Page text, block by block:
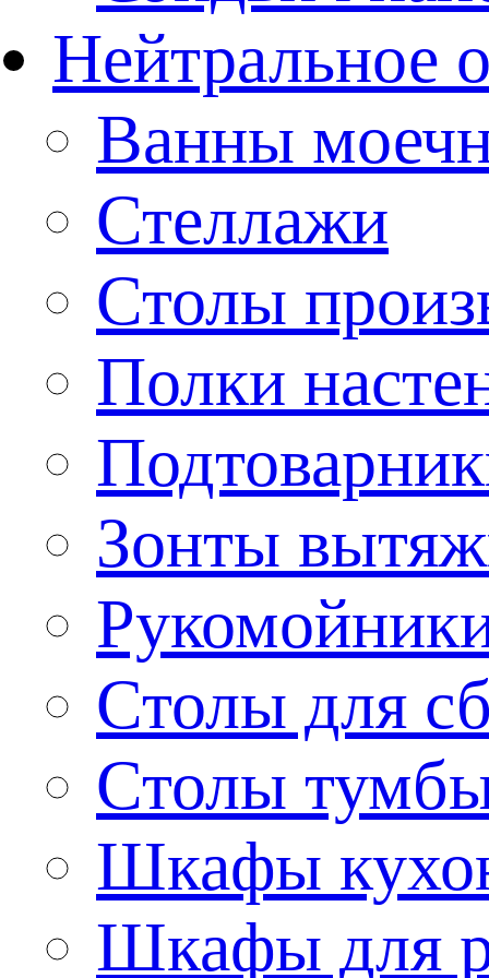
Нейтральное
Ванны
Стеллажи
Столы
Полки
Зонты
Столы для
Столы
Шкафы
Шкафы для